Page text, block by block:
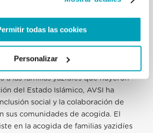
todas las cookies
Personalizar
de diversas medidas de
el núcleo de estas iniciativas. En
se acompañó a las familias
a sus propiedades y se les
a las familias yazidíes que huyeron
del Estado Islámico, AVSI ha
social y la colaboración de
sus comunidades de acogida. El
en la acogida de familias yazidíes